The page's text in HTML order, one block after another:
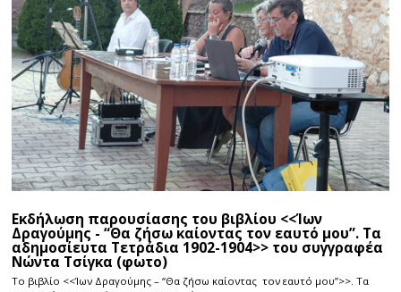
Εκδήλωση παρουσίασης του βιβλίου <<Ίων
Δραγούμης - “Θα ζήσω καίοντας τον εαυτό μου”. Τα
αδημοσίευτα Τετράδια 1902-1904>> του συγγραφέα
Νώντα Τσίγκα (φωτο)
Το βιβλίο <<Ίων Δραγούμης – “Θα ζήσω καίοντας τον εαυτό μου”>>. Τα